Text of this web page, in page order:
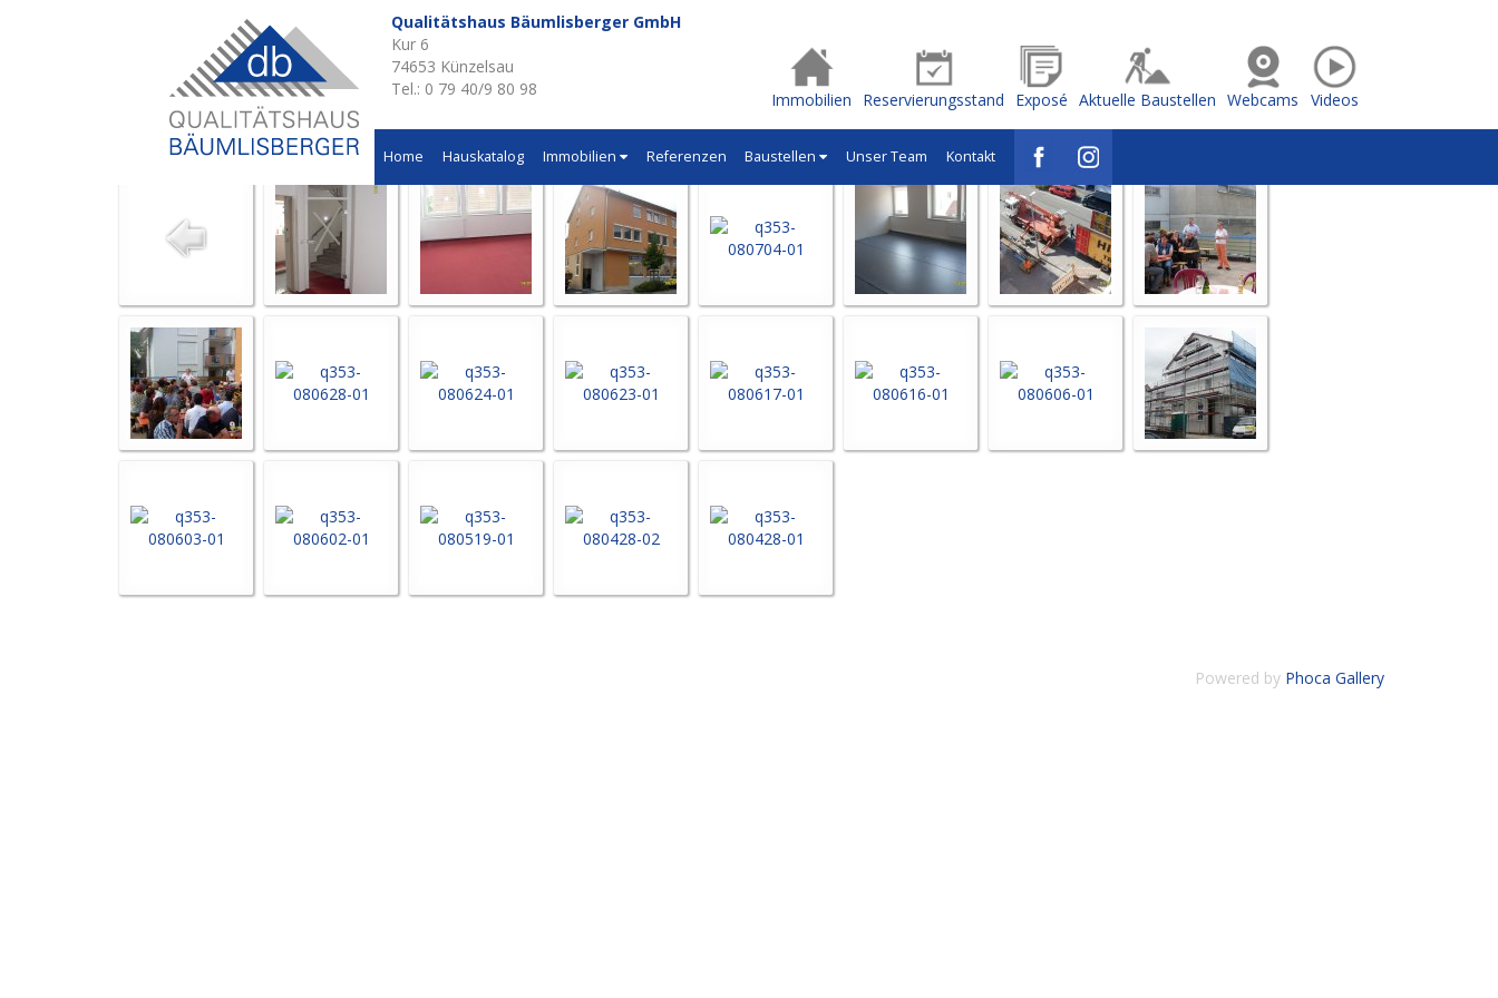
Qualitätshaus Bäumlisberger GmbH
Kur 6
74653 Künzelsau
Tel.: 0 79 40/9 80 98
Immobilien Reservierungsstand Exposé Aktuelle Baustellen Webcams Videos
Home Hauskatalog Immobilien Referenzen Baustellen Unser Team Kontakt
Aktuelle Baustellen - Q353
Umbau eines bestehenden Gebäude in Künzelsau
Powered by Phoca Gallery